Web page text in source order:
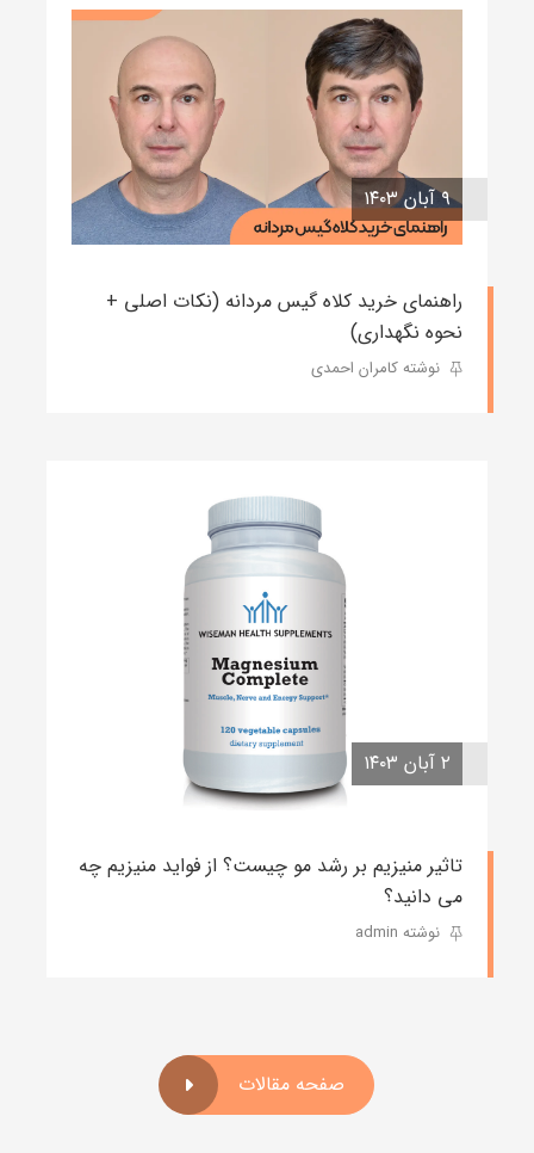
۹ آبان ۱۴۰۳
راهنمای خرید کلاه گیس مردانه (نکات اصلی +
نحوه نگهداری)
نوشته کامران احمدی
۲ آبان ۱۴۰۳
تاثیر منیزیم بر رشد مو چیست؟ از فواید منیزیم چه
می دانید؟
نوشته admin
صفحه مقالات